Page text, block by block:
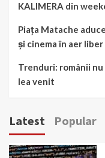
KALIMERA din
Piața Matache
și cinema în aer liber
Trenduri: românii nu
lea venit
Latest Popular